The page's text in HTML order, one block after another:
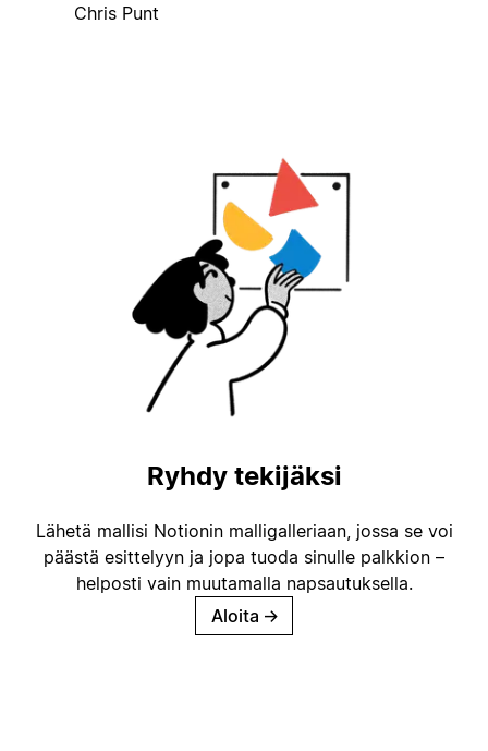
Chris Punt
Ryhdy tekijäksi
Lähetä mallisi Notionin malligalleriaan, jossa se voi
päästä esittelyyn ja jopa tuoda sinulle palkkion –
helposti vain muutamalla napsautuksella.
Aloita →